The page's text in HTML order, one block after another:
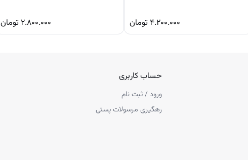
۴.۲۰۰.۰۰۰ تومان ۲.۸۰۰.۰۰۰ تومان
حساب کاربری
ورود / ثبت نام
رهگیری مرسولات پستی